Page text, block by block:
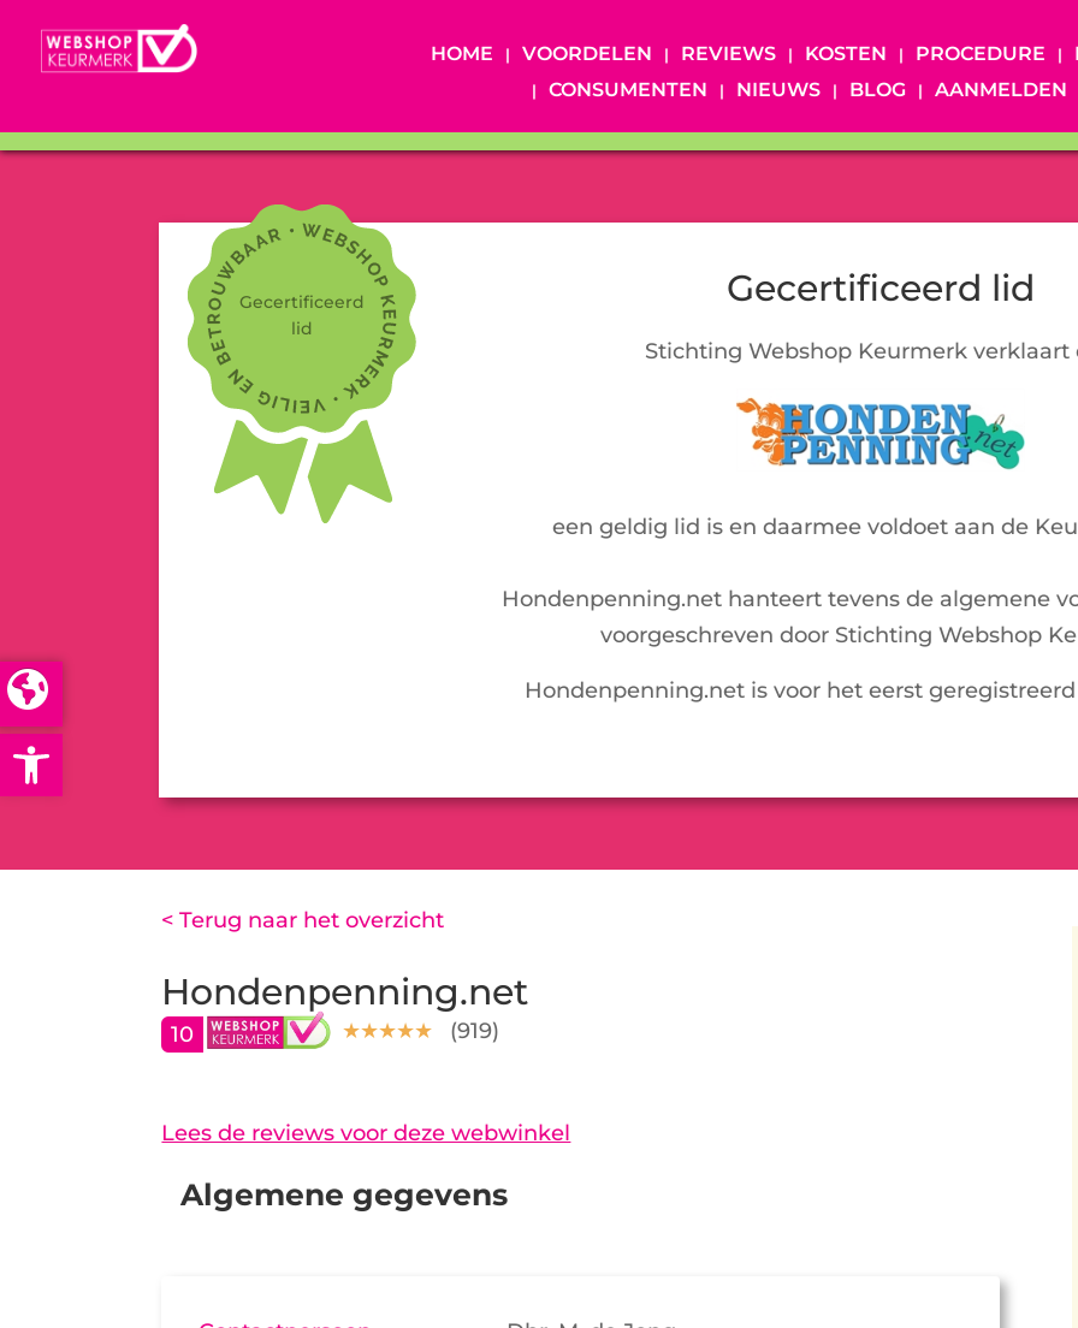
Open toolbar
HOME VOORDELEN REVIEWS KOSTEN PROCEDURE
CONSUMENTEN
NIEUWS BLOG AANMELDEN
Gecertificeerd
lid
Gecertificeerd lid
Stichting Webshop Keurmerk verklaart
een geldig lid is en daarmee voldoet aan de
Hondenpenning.net hanteert tevens de algemene
voorgeschreven door Stichting Webshop
Hondenpenning.net is voor het eerst
< Terug naar het overzicht
Hondenpenning.net
10 (919)
Lees de reviews voor deze webwinkel
Algemene gegevens